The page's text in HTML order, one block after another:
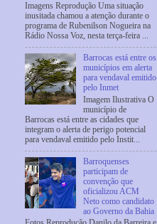
Imagens Reprodução Uma situação
inusitada chamou a atenção durante o
programa de Rubenilson Nogueira na
Rádio Nossa Voz, nesta terça-feira ...
Barrocas está entre os
municípios em alerta
para vendaval emitido
pelo Inmet
Imagem Ilustrativa O
município de
Barrocas está entre as cidades que
integram o alerta de perigo potencial
para vendaval emitido pelo Instit...
Barroquenses
participam de
convenção que
oficializou ACM
Neto como candidato
ao Governo da Bahia